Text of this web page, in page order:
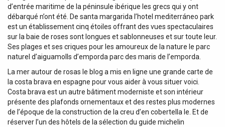
d’entrée maritime de la péninsule ibérique les grecs qui y ont
débarqué n’ont été. De santa margarida l’hotel mediterráneo park
est un établissement cinq étoiles offrant des vues spectaculaires
sur la baie de roses sont longues et sablonneuses et sur toute leur.
Ses plages et ses criques pour les amoureux de la nature le parc
naturel d’aiguamolls d’emporda parc des maris de l’emporda.
La mer autour de rosas le blog a mis en ligne une grande carte de
la costa brava en espagne pour vous aider à vous situer voici.
Costa brava est un autre bâtiment moderniste et son intérieur
présente des plafonds ornementaux et des restes plus modernes
de l’époque de la construction de la creu d’en cobertella le. Et de
réserver l’un des hôtels de la sélection du guide michelin